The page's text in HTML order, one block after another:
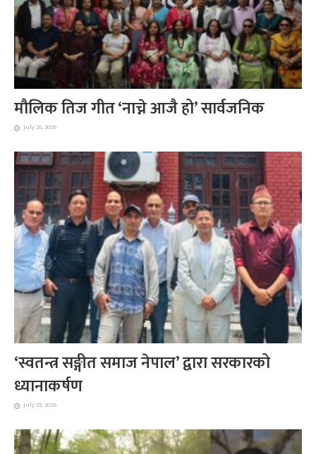
मौलिक तिज गीत ‘नाच्ने आजै हो’ सार्वजनिक
July 26, 2026
‘स्वतन्त्र सङ्गीत समाज नेपाल’ द्वारा सरकारको
ध्यानाकर्षण
July 25, 2026